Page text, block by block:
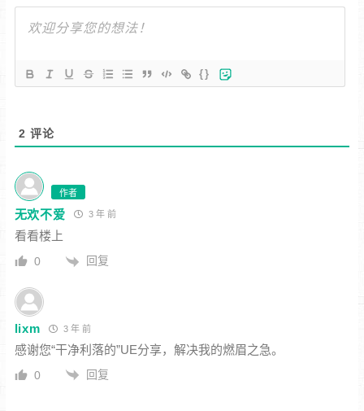
{}
2 评论
作者
无欢不爱 3 年 前
看看楼上
0 回复
lixm 3 年 前
感谢您“干净利落的”UE分享，解决我的燃眉之急。
0 回复